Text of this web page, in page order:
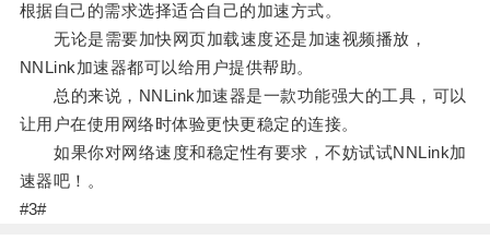
根据自己的需求选择适合自己的加速方式。
无论是需要加快网页加载速度还是加速视频播放，
NNLink加速器都可以给用户提供帮助。
总的来说，NNLink加速器是一款功能强大的工具，可以
让用户在使用网络时体验更快更稳定的连接。
如果你对网络速度和稳定性有要求，不妨试试NNLink加
速器吧！。
#3#